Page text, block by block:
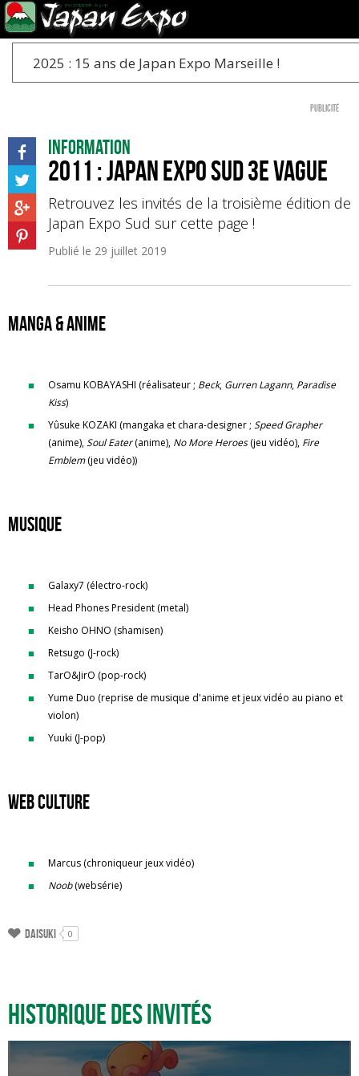
2025 : 15 ans de Japan Expo Marseille !
Publicité
Information
2011 : Japan Expo Sud 3e Vague
Retrouvez les invités de la troisième édition de
Japan Expo Sud sur cette page !
Publié le 29 juillet 2019
Manga & anime
Osamu KOBAYASHI (réalisateur ; Beck, Gurren Lagann, Paradise
Kiss)
Yûsuke KOZAKI (mangaka et chara-designer ; Speed Grapher
(anime),Soul Eater(anime), No More Heroes(jeu vidéo), Fire
Emblem(jeu vidéo))
Musique
Galaxy7 (électro-rock)
Head Phones President (metal)
Keisho OHNO (shamisen)
Retsugo (J-rock)
TarO&JirO (pop-rock)
Yume Duo (reprise de musique d'anime et jeux vidéo au piano et
violon)
Yuuki (J-pop)
Web culture
Marcus (chroniqueur jeux vidéo)
Noob(websérie)
Daisuki 0
Historique des invités